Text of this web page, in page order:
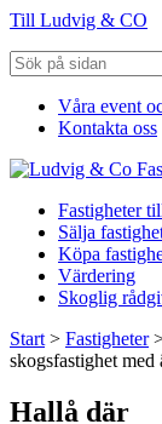
Till Ludvig & CO
Våra event
Kontakta oss
Fastigheter
Sälja
Köpa
Värdering
Skoglig
Start > Fastigheter
skogsfastighet
Hallå där